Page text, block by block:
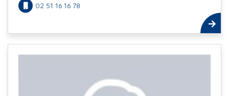
02 51 16 16 78